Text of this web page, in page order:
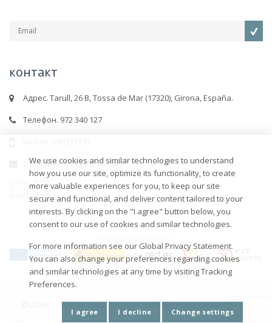
контакт
Адрес. Tarull, 26 B, Tossa de Mar (17320), Girona, España.
Телефон. 972 340 127
Email. info@hoteltarull.com
Hotel Booking Engine-Designed byEfimatica
We use cookies and similar technologies to understand
how you use our site, optimize its functionality, to create
more valuable experiences for you, to keep our site
secure and functional, and deliver content tailored to your
interests. By clicking on the "I agree" button below, you
consent to our use of cookies and similar technologies.
For more information see our Global Privacy Statement.
You can also change your preferences regarding cookies
and similar technologies at any time by visiting Tracking
Preferences.
I agree I decline Change settings